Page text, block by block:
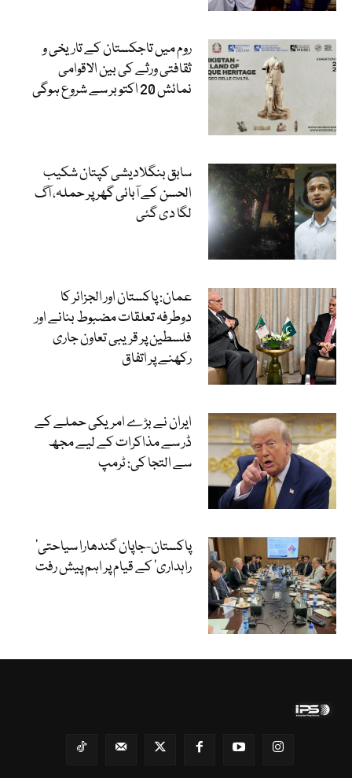
روم میں تاجکستان کے تاریخی و
ثقافتی ورثے کی بین الاقوامی
نمائش 20 اکتوبر سے شروع ہوگی
سابق بنگلادیشی کپتان شکیب
الحسن کے آبائی گھر پر حملہ، آگ
لگا دی گئی
عمان: پاکستان اور الجزائر کا
دوطرفہ تعلقات مضبوط بنانے اور
فلسطین پر قریبی تعاون جاری
رکھنے پر اتفاق
ایران نے بڑے امریکی حملے کے
ڈر سے مذاکرات کے لیے مجھ
سے التجا کی: ٹرمپ
‘پاکستان-جاپان گندھارا سیاحتی
راہداری’ کے قیام پر اہم پیش رفت